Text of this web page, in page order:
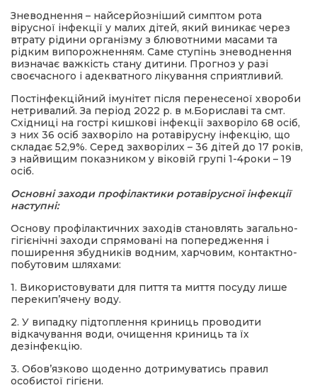
Зневоднення – найсерйозніший симптом рота
вірусної інфекції у малих дітей, який виникає через
втрату рідини організму з блювотними масами та
рідким випорожненням. Саме ступінь зневоднення
визначає важкість стану дитини. Прогноз у разі
своєчасного і адекватного лікування сприятливий.
Постінфекційний імунітет після перенесеної хвороби
нетривалий. За період 2022 р. в м.Бориславі та смт.
Східниці на гострі кишкові інфекції захворіло 68 осіб,
з них 36 осіб захворіло на ротавірусну інфекцію, що
складає 52,9%. Серед захворілих – 36 дітей до 17 років,
з найвищим показником у віковій групі 1-4роки – 19
осіб.
Основні заходи профілактики ротавірусної інфекції
наступні:
Основу профілактичних заходів становлять загально-
гігієнічні заходи спрямовані на попередження і
поширення збудників водним, харчовим, контактно-
побутовим шляхами:
1. Використовувати для пиття та миття посуду лише
перекип’ячену воду.
2. У випадку підтоплення криниць проводити
відкачування води, очищення криниць та їх
дезінфекцію.
3. Обов’язково щоденно дотримуватись правил
особистої гігієни.